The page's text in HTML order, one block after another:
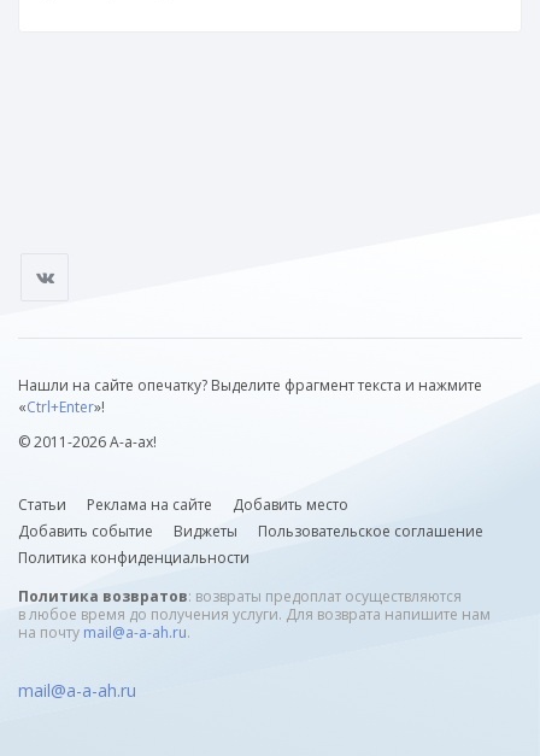
Нашли на сайте опечатку? Выделите фрагмент текста и нажмите
«Ctrl+Enter»!
© 2011-2026 А-а-ах!
Статьи Реклама на сайте
Добавить место
Добавить событие
Виджеты
Пользовательское соглашение
Политика конфиденциальности
Политика возвратов: возвраты предоплат осуществляются
в любое время до получения услуги. Для возврата напишите нам
на почту mail@a-a-ah.ru.
mail@a-a-ah.ru